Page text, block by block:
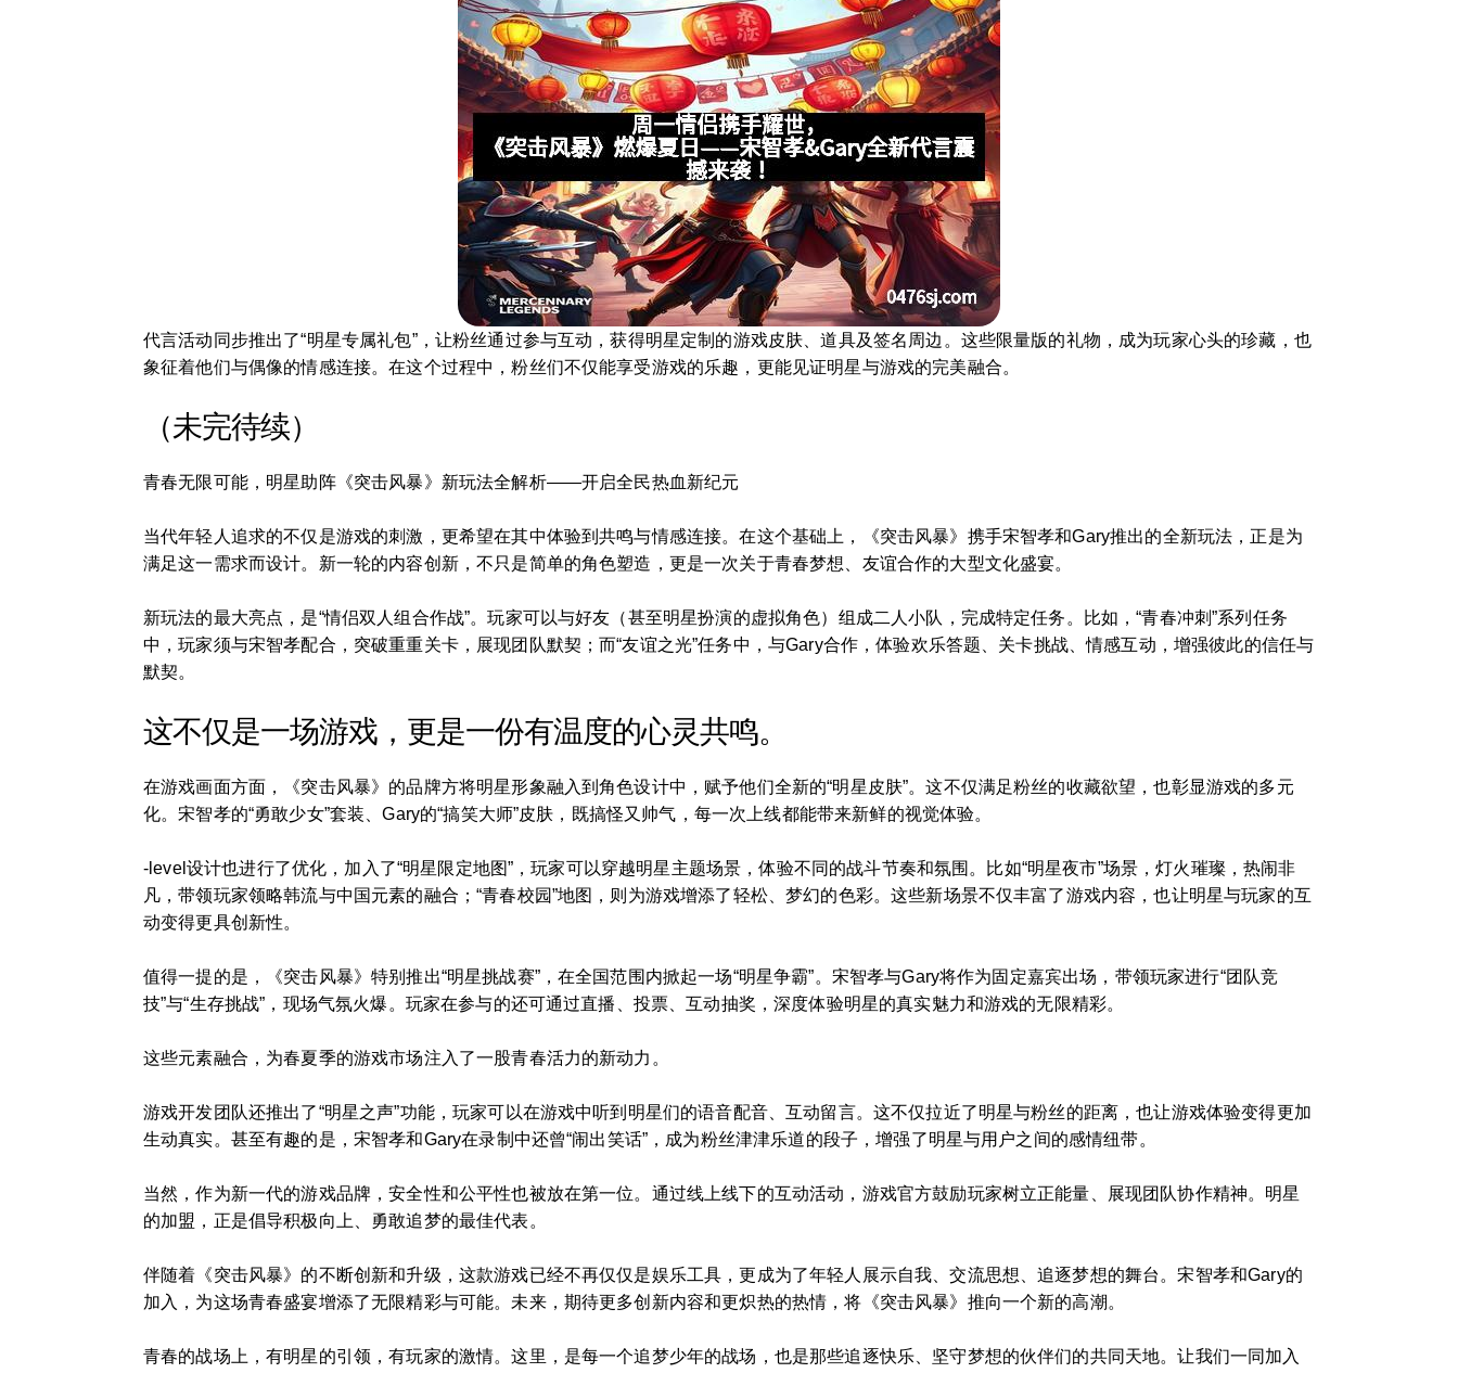
代言活动同步推出了“明星专属礼包”，让粉丝通过参与互动，获得明星定制的游戏皮肤、道具及签名周边。这些限量版的礼物，成为玩家心头的珍藏，也
象征着他们与偶像的情感连接。在这个过程中，粉丝们不仅能享受游戏的乐趣，更能见证明星与游戏的完美融合。
（未完待续）
青春无限可能，明星助阵《突击风暴》新玩法全解析——开启全民热血新纪元
当代年轻人追求的不仅是游戏的刺激，更希望在其中体验到共鸣与情感连接。在这个基础上，《突击风暴》携手宋智孝和Gary推出的全新玩法，正是为
满足这一需求而设计。新一轮的内容创新，不只是简单的角色塑造，更是一次关于青春梦想、友谊合作的大型文化盛宴。
新玩法的最大亮点，是“情侣双人组合作战”。玩家可以与好友（甚至明星扮演的虚拟角色）组成二人小队，完成特定任务。比如，“青春冲刺”系列任务
中，玩家须与宋智孝配合，突破重重关卡，展现团队默契；而“友谊之光”任务中，与Gary合作，体验欢乐答题、关卡挑战、情感互动，增强彼此的信任与
默契。
这不仅是一场游戏，更是一份有温度的心灵共鸣。
在游戏画面方面，《突击风暴》的品牌方将明星形象融入到角色设计中，赋予他们全新的“明星皮肤”。这不仅满足粉丝的收藏欲望，也彰显游戏的多元
化。宋智孝的“勇敢少女”套装、Gary的“搞笑大师”皮肤，既搞怪又帅气，每一次上线都能带来新鲜的视觉体验。
-level设计也进行了优化，加入了“明星限定地图”，玩家可以穿越明星主题场景，体验不同的战斗节奏和氛围。比如“明星夜市”场景，灯火璀璨，热闹非
凡，带领玩家领略韩流与中国元素的融合；“青春校园”地图，则为游戏增添了轻松、梦幻的色彩。这些新场景不仅丰富了游戏内容，也让明星与玩家的互
动变得更具创新性。
值得一提的是，《突击风暴》特别推出“明星挑战赛”，在全国范围内掀起一场“明星争霸”。宋智孝与Gary将作为固定嘉宾出场，带领玩家进行“团队竞
技”与“生存挑战”，现场气氛火爆。玩家在参与的还可通过直播、投票、互动抽奖，深度体验明星的真实魅力和游戏的无限精彩。
这些元素融合，为春夏季的游戏市场注入了一股青春活力的新动力。
游戏开发团队还推出了“明星之声”功能，玩家可以在游戏中听到明星们的语音配音、互动留言。这不仅拉近了明星与粉丝的距离，也让游戏体验变得更加
生动真实。甚至有趣的是，宋智孝和Gary在录制中还曾“闹出笑话”，成为粉丝津津乐道的段子，增强了明星与用户之间的感情纽带。
当然，作为新一代的游戏品牌，安全性和公平性也被放在第一位。通过线上线下的互动活动，游戏官方鼓励玩家树立正能量、展现团队协作精神。明星
的加盟，正是倡导积极向上、勇敢追梦的最佳代表。
伴随着《突击风暴》的不断创新和升级，这款游戏已经不再仅仅是娱乐工具，更成为了年轻人展示自我、交流思想、追逐梦想的舞台。宋智孝和Gary的
加入，为这场青春盛宴增添了无限精彩与可能。未来，期待更多创新内容和更炽热的热情，将《突击风暴》推向一个新的高潮。
青春的战场上，有明星的引领，有玩家的激情。这里，是每一个追梦少年的战场，也是那些追逐快乐、坚守梦想的伙伴们的共同天地。让我们一同加入